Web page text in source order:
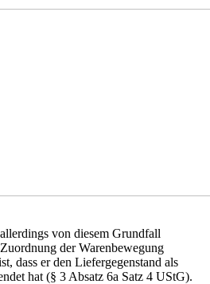
von diesem Grundfall
der Warenbewegung
dass er den Liefergegenstand als
hat (§ 3 Absatz 6a Satz 4 UStG).